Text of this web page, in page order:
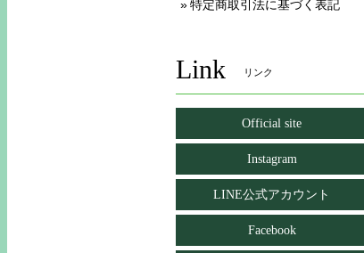
特定商取引法に基づく表記
Link リンク
Official site
Instagram
LINE公式アカウント
Facebook